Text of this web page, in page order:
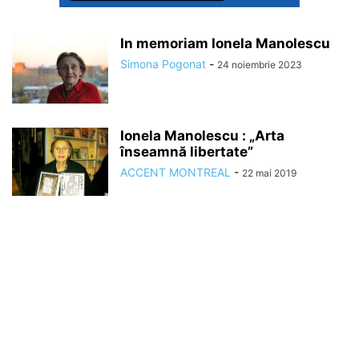
In memoriam Ionela Manolescu
Simona Pogonat - 24 noiembrie 2023
Ionela Manolescu : „Arta
înseamnă libertate”
ACCENT MONTREAL - 22 mai 2019